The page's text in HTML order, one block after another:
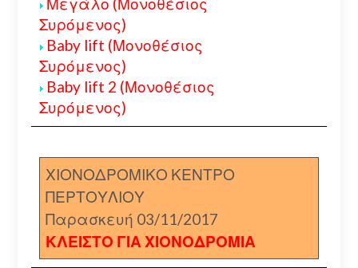
Συρόμενος)
Baby lift (Μονοθέσιος
Συρόμενος)
Baby lift 2 (Μονοθέσιος
Συρόμενος)
ΧΙΟΝΟΔΡΟΜΙΚΟ ΚΕΝΤΡΟ
ΠΕΡΤΟΥΛΙΟΥ
Παρασκευή 03/11/2017
ΚΛΕΙΣΤΟ ΓΙΑ ΧΙΟΝΟΔΡΟΜΙΑ